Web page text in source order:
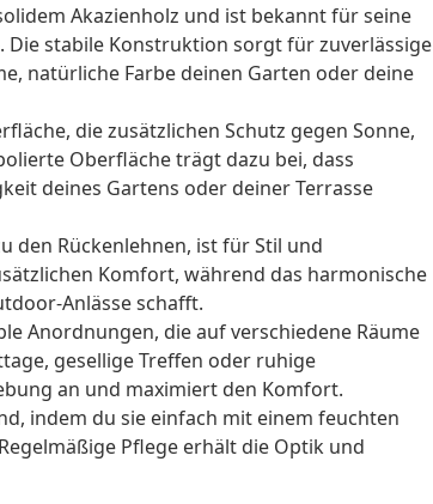
Akazienholz und ist bekannt für seine
stabile Konstruktion sorgt für zuverlässige
natürliche Farbe deinen Garten oder deine
die zusätzlichen Schutz gegen Sonne,
Oberfläche trägt dazu bei, dass
deines Gartens oder deiner Terrasse
den Rückenlehnen, ist für Stil und
Komfort, während das harmonische
Anlässe schafft.
Anordnungen, die auf verschiedene Räume
gesellige Treffen oder ruhige
an und maximiert den Komfort.
indem du sie einfach mit einem feuchten
Pflege erhält die Optik und